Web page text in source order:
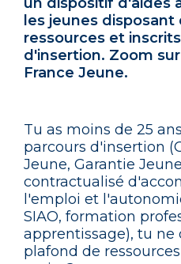
les jeunes
ressources et
d'insertion. Zoom
France Jeune.
Tu as moins de 25
parcours d'insertion
Jeune, Garantie
contractualisé
l'emploi et
SIAO, formation
apprentissage), tu ne
plafond de